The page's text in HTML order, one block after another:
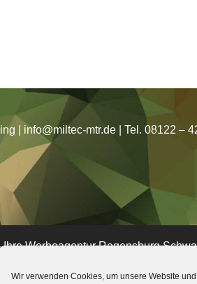
Wir verwenden Cookies, um unsere Website
| info@miltec-mtr.de | Tel. 08122 –
Werbeagentur Regensburg